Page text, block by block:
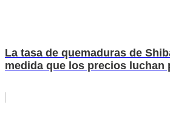
La tasa de quemaduras de
medida que los precios luchan